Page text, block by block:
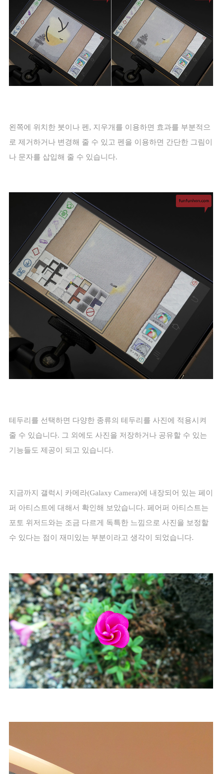
왼쪽에 위치한 붓이나 펜 , 지우개를 이용하면 효과를 부분적으
로 제거하거나 변경해 줄 수 있고 펜을 이용하면 간단한 그림이
나 문자를 삽입해 줄 수 있습니다.
테두리를 선택하면 다양한 종류의 테두리를 사진에 적용시켜
줄 수 있습니다. 그 외에도 사진을 저장하거나 공유할 수 있는
기능들도 제공이 되고 있습니다.
지금까지 갤럭시 카메라(Galaxy Camera)에 내장되어 있는 페이
퍼 아티스트에 대해서 확인해 보았습니다. 페어퍼 아티스트는
포토 위저드와는 조금 다르게 독특한 느낌으로 사진을 보정할
수 있다는 점이 재미있는 부분이라고 생각이 되었습니다.